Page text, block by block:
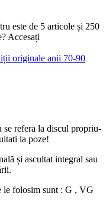
este de 5 articole și 250
Accesați
originale anii 70-90
refera la discul propriu-
la poze!
și ascultat integral sau
le folosim sunt : G , VG